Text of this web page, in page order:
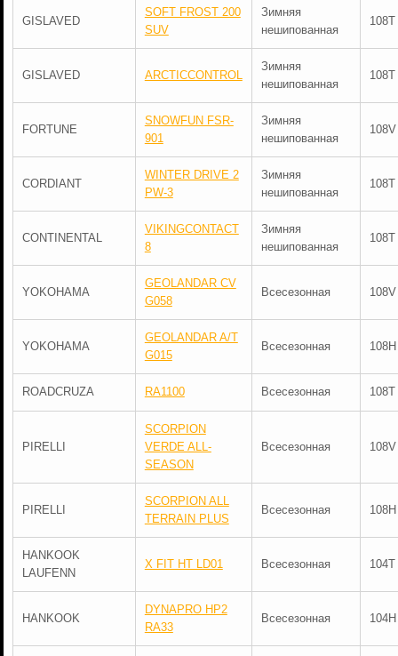
GISLAVED
SOFT FROST 200
SUV
Зимняя
нешипованная
108T
GISLAVED ARCTICCONTROL
Зимняя
нешипованная
108T
FORTUNE
SNOWFUN FSR-
901
Зимняя
нешипованная
108V
CORDIANT
WINTER DRIVE 2
PW-3
Зимняя
нешипованная
108T
CONTINENTAL
VIKINGCONTACT
8
Зимняя
нешипованная
108T
YOKOHAMA
GEOLANDAR CV
G058
Всесезонная 108V
YOKOHAMA
GEOLANDAR A/T
G015
Всесезонная 108H
ROADCRUZA RA1100 Всесезонная 108T
PIRELLI
SCORPION
VERDE ALL-
SEASON
Всесезонная 108V
PIRELLI
SCORPION ALL
TERRAIN PLUS
Всесезонная 108H
HANKOOK
LAUFENN
X FIT HT LD01 Всесезонная 104T
HANKOOK
DYNAPRO HP2
RA33
Всесезонная 104H